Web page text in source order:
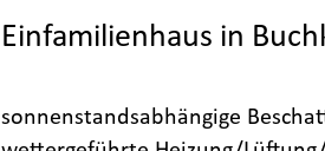
Einfamilienhaus in
sonnenstandsabhängige